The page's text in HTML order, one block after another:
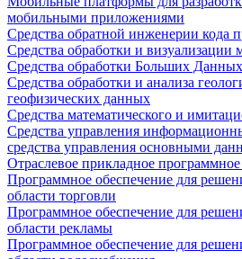
мобильными приложениями
Средства обратной инженерии кода
Средства обработки и визуализации
Средства обработки Больших
Средства обработки и анализа
геофизических данных
Средства математического и
Средства управления
средства управления основными
Отраслевое прикладное
Программное обеспечение для
области торговли
Программное обеспечение для
области рекламы
Программное обеспечение для